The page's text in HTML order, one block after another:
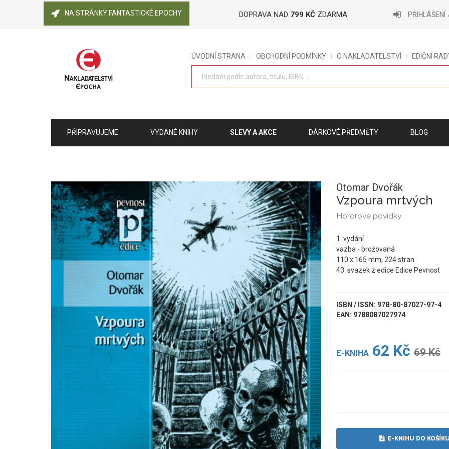
NA STRÁNKY FANTASTICKÉ EPOCHY DOPRAVA NAD 799 KČ ZDARMA PŘIHLÁŠENÍ
ÚVODNÍ STRANA OBCHODNÍ PODMÍNKY O NAKLADATELSTVÍ EDIČNÍ
PŘIPRAVUJEME VYDANÉ KNIHY SLEVY A AKCE DÁRKOVÉ PŘEDMĚTY BLOG
Otomar Dvořák
Vzpoura mrtvých
Hororové povídky
1. vydání
vazba - brožovaná
110 x 165 mm, 224 stran
43. svazek z edice Edice Pevnost
ISBN / ISSN: 978-80-87027-97-4
EAN: 9788087027974
E-KNIHA 62 Kč 69 Kč
E-KNIHU DO